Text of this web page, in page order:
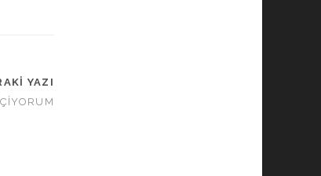
YAZI